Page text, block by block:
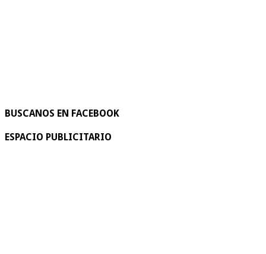
BUSCANOS EN FACEBOOK
ESPACIO PUBLICITARIO